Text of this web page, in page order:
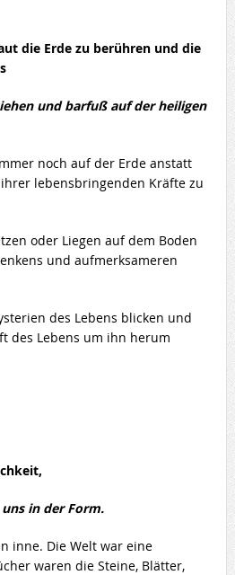
die Erde zu berühren und die
und barfuß auf der heiligen
noch auf der Erde anstatt
lebensbringenden Kräfte zu
oder Liegen auf dem Boden
und aufmerksameren
des Lebens blicken und
des Lebens um ihn herum
in der Form.
inne. Die Welt war eine
waren die Steine, Blätter,